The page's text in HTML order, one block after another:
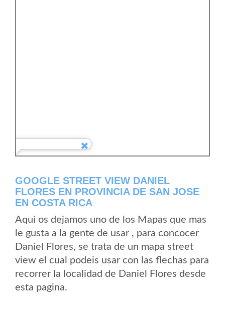
GOOGLE STREET VIEW DANIEL
FLORES EN PROVINCIA DE SAN JOSE
EN COSTA RICA
Aqui os dejamos uno de los Mapas que mas
le gusta a la gente de usar , para concocer
Daniel Flores, se trata de un mapa street
view el cual podeis usar con las flechas para
recorrer la localidad de Daniel Flores desde
esta pagina.